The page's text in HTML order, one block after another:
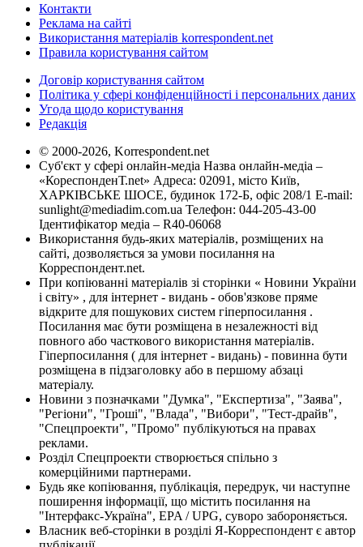
Контакти
Реклама на сайті
Використання матеріалів korrespondent.net
Правила користування сайтом
Договір користування сайтом
Політика у сфері конфіденційності і персональних даних
Угода щодо користування
Редакція
© 2000-2026, Korrespondent.net
Суб'єкт у сфері онлайн-медіа Назва онлайн-медіа –
«КореспонденТ.net» Адреса: 02091, місто Київ,
ХАРКІВСЬКЕ ШОСЕ, будинок 172-Б, офіс 208/1 E-mail:
sunlight@mediadim.com.ua Телефон: 044-205-43-00
Ідентифікатор медіа – R40-06068
Використання будь-яких матеріалів, розміщених на
сайті, дозволяється за умови посилання на
Корреспондент.net.
При копіюванні матеріалів зі сторінки « Новини України
і світу» , для інтернет - видань - обов'язкове пряме
відкрите для пошукових систем гіперпосилання .
Посилання має бути розміщена в незалежності від
повного або часткового використання матеріалів.
Гіперпосилання ( для інтернет - видань) - повинна бути
розміщена в підзаголовку або в першому абзаці
матеріалу.
Новини з позначками "Думка", "Експертиза", "Заява",
"Регіони", "Гроші", "Влада", "Вибори", "Тест-драйв",
"Спецпроекти", "Промо" публікуються на правах
реклами.
Розділ Спецпроекти створюється спільно з
комерційними партнерами.
Будь яке копіювання, публікація, передрук, чи наступне
поширення інформації, що містить посилання на
"Інтерфакс-Україна", EPA / UPG, суворо забороняється.
Власник веб-сторінки в розділі Я-Корреспондент є автор